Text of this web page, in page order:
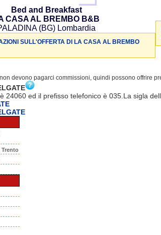
Bed and Breakfast
CASA AL BREMBO B&B
(BG) Lombardia
SULL'OFFERTA DI LA CASA AL BREMBO
devono pagarci commissioni, quindi possono offrire
24060 ed il prefisso telefonico è 035.La sigla
Trento